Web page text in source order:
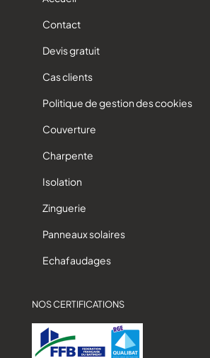
Contact
Devis gratuit
Cas clients
Politique de gestion des cookies
Couverture
Charpente
Isolation
Zinguerie
Panneaux solaires
Echafaudages
NOS CERTIFICATIONS